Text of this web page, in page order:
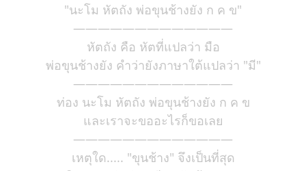
"นะโม หัตถัง พ่อขุนช้างยัง ก ค ข"
—————————————
หัตถัง คือ หัตที่แปลว่า มือ
พ่อขุนช้างยัง คำว่ายังภาษาใต้แปลว่า "มี"
—————————————
ท่อง นะโม หัตถัง พ่อขุนช้างยัง ก ค ข
และเราจะขออะไรก็ขอเลย
—————————————
เหตุใด..... "ขุนช้าง" จึงเป็นที่สุด